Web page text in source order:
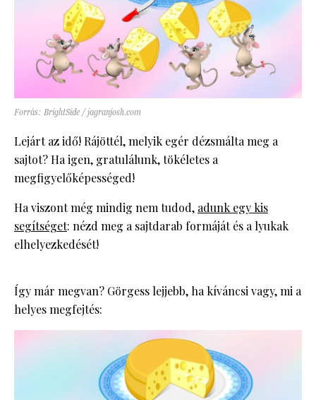
Forrás: BrightSide / jagranjosh.com
Lejárt az idő! Rájöttél, melyik egér dézsmálta meg a
sajtot? Ha igen, gratulálunk, tökéletes a
megfigyelőképességed!
Ha viszont még mindig nem tudod, adunk egy kis
segítséget: nézd meg a sajtdarab formáját és a lyukak
elhelyezkedését!
Így már megvan? Görgess lejjebb, ha kíváncsi vagy, mi a
helyes megfejtés: